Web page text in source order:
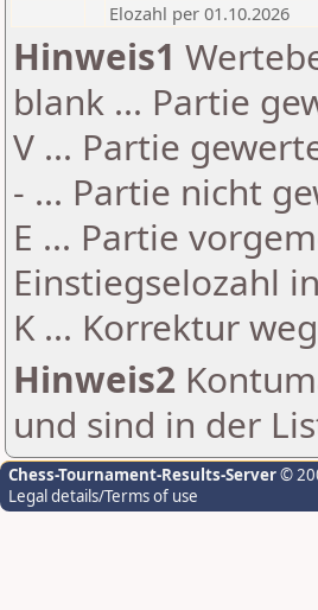
Elozahl per 01.10.2026
Hinweis1
blank ... Partie
V ... Partie
- ... Partie nicht
E ... Partie
Einstiegselozahl
K ... Korrektur
Hinweis2
und sind in der
Chess-Tournament-Results-Server©
Legal details/Terms of use